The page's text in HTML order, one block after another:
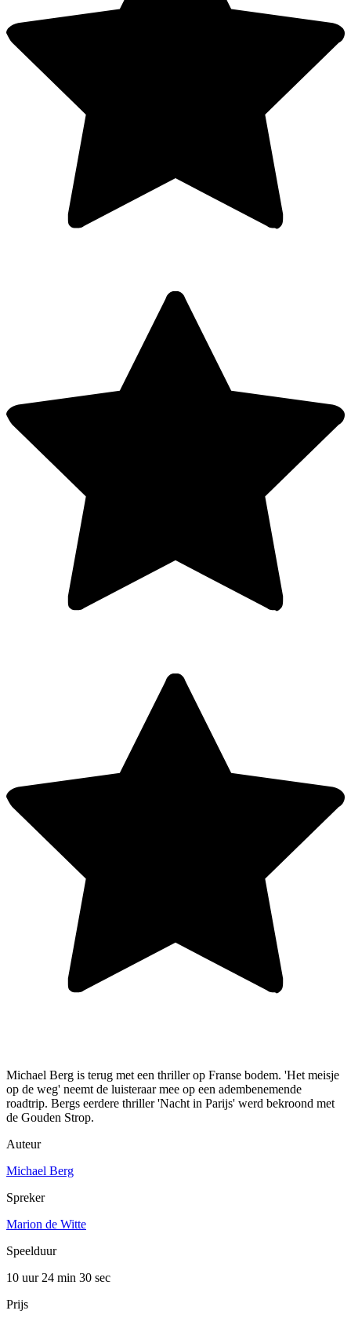
Michael Berg is terug met een thriller op Franse bodem. 'Het meisje
op de weg' neemt de luisteraar mee op een adembenemende
roadtrip. Bergs eerdere thriller 'Nacht in Parijs' werd bekroond met
de Gouden Strop.
Auteur
Michael Berg
Spreker
Marion de Witte
Speelduur
10 uur 24 min 30 sec
Prijs